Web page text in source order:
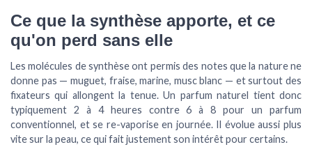
Ce que la synthèse apporte, et ce
qu'on perd sans elle
Les molécules de synthèse ont permis des notes que la nature ne
donne pas — muguet, fraise, marine, musc blanc — et surtout des
fixateurs qui allongent la tenue. Un parfum naturel tient donc
typiquement 2 à 4 heures contre 6 à 8 pour un parfum
conventionnel, et se re-vaporise en journée. Il évolue aussi plus
vite sur la peau, ce qui fait justement son intérêt pour certains.